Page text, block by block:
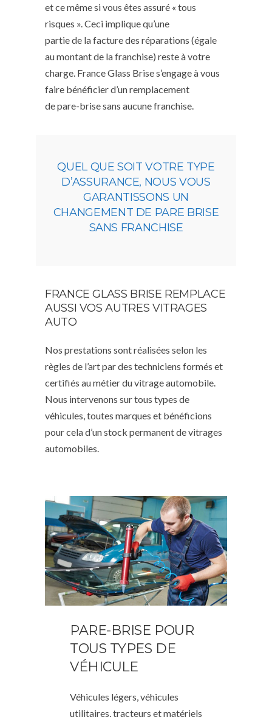
et ce même si vous êtes assuré « tous
risques ». Ceci implique qu’une
partie de la facture des réparations (égale
au montant de la franchise) reste à votre
charge. France Glass Brise s’engage à vous
faire bénéficier d’un remplacement
de pare-brise sans aucune franchise.
QUEL QUE SOIT VOTRE TYPE
D’ASSURANCE, NOUS VOUS
GARANTISSONS UN
CHANGEMENT DE PARE BRISE
SANS FRANCHISE
FRANCE GLASS BRISE REMPLACE
AUSSI VOS AUTRES VITRAGES
AUTO
Nos prestations sont réalisées selon les
règles de l’art par des techniciens formés et
certifiés au métier du vitrage automobile.
Nous intervenons sur tous types de
véhicules, toutes marques et bénéficions
pour cela d’un stock permanent de vitrages
automobiles.
PARE-BRISE POUR
TOUS TYPES DE
VÉHICULE
Véhicules légers, véhicules
utilitaires, tracteurs et matériels